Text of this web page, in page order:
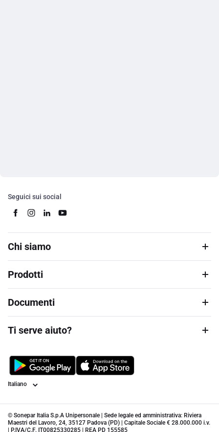
Seguici sui social
Chi siamo
Prodotti
Documenti
Ti serve aiuto?
Lingua
© Sonepar Italia S.p.A Unipersonale | Sede legale ed amministrativa: Riviera
Maestri del Lavoro, 24, 35127 Padova (PD) | Capitale Sociale € 28.000.000 i.v.
| P.IVA/C.F. IT00825330285 | REA PD 155585